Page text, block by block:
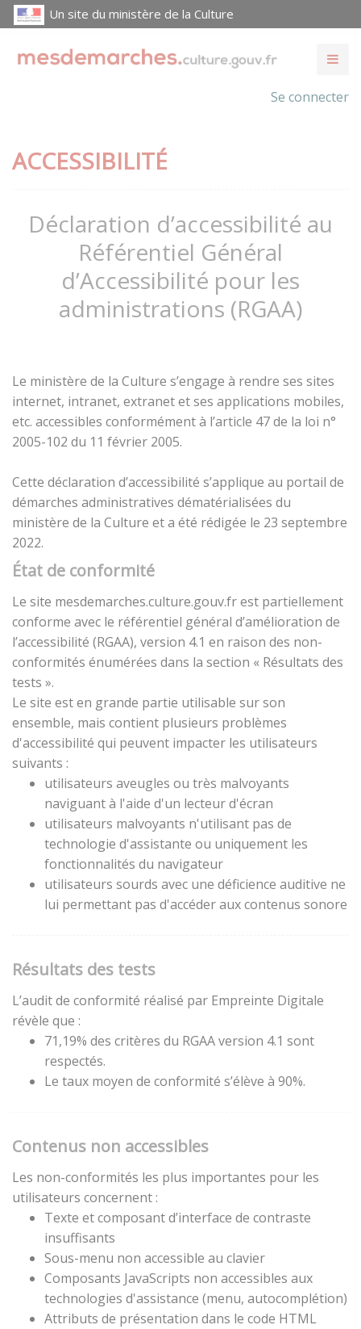
Un site du ministère de la Culture
Se connecter
ACCESSIBILITÉ
Déclaration d’accessibilité au
Référentiel Général
d’Accessibilité pour les
administrations (RGAA)
Le ministère de la Culture s’engage à rendre ses sites
internet, intranet, extranet et ses applications mobiles,
etc. accessibles conformément à l’article 47 de la loi n°
2005-102 du 11 février 2005.
Cette déclaration d’accessibilité s’applique au portail de
démarches administratives dématérialisées du
ministère de la Culture et a été rédigée le 23 septembre
2022.
État de conformité
Le site mesdemarches.culture.gouv.fr est partiellement
conforme avec le référentiel général d’amélioration de
l’accessibilité (RGAA), version 4.1 en raison des non-
conformités énumérées dans la section « Résultats des
tests ».
Le site est en grande partie utilisable sur son
ensemble, mais contient plusieurs problèmes
d'accessibilité qui peuvent impacter les utilisateurs
suivants :
utilisateurs aveugles ou très malvoyants
naviguant à l'aide d'un lecteur d'écran
utilisateurs malvoyants n'utilisant pas de
technologie d'assistante ou uniquement les
fonctionnalités du navigateur
utilisateurs sourds avec une déficience auditive ne
lui permettant pas d'accéder aux contenus sonore
Résultats des tests
L’audit de conformité réalisé par Empreinte Digitale
révèle que :
71,19% des critères du RGAA version 4.1 sont
respectés.
Le taux moyen de conformité s’élève à 90%.
Contenus non accessibles
Les non-conformités les plus importantes pour les
utilisateurs concernent :
Texte et composant d’interface de contraste
insuffisants
Sous-menu non accessible au clavier
Composants JavaScripts non accessibles aux
technologies d'assistance (menu, autocomplétion)
Attributs de présentation dans le code HTML